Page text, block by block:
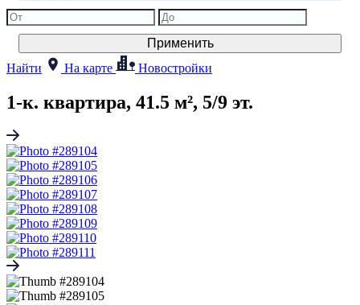
Применить
Найти
На карте Новостройки
1-к. квартира, 41.5 м², 5/9 эт.